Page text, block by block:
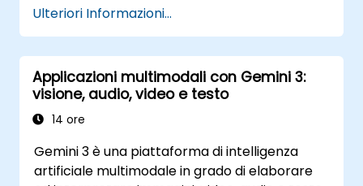
Ulteriori Informazioni...
Applicazioni multimodali con Gemini 3:
visione, audio, video e testo
14 ore
Gemini 3 è una piattaforma di intelligenza
artificiale multimodale in grado di elaborare